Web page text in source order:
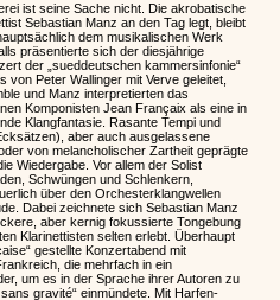
ist seine Sache nicht. Die akrobatische
Sebastian Manz an den Tag legt, bleibt
dem musikalischen Werk
präsentierte sich der diesjährige
der „sueddeutschen kammersinfonie“
Peter Wallinger mit Verve geleitet,
und Manz interpretierten das
Komponisten Jean Françaix als eine in
Klangfantasie. Rasante Tempi und
aber auch ausgelassene
von melancholischer Zartheit geprägte
Wiedergabe. Vor allem der Solist
Schwüngen und Schlenkern,
über den Orchesterklangwellen
Dabei zeichnete sich Sebastian Manz
aber kernig fokussierte Tongebung
Klarinettisten selten erlebt. Überhaupt
gestellte Konzertabend mit
die mehrfach in ein
um es in der Sprache ihrer Autoren zu
gravité“ einmündete. Mit Harfen-